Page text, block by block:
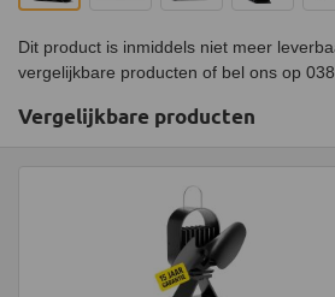
Dit product is inmiddels niet meer
vergelijkbare producten of bel ons op
Vergelijkbare producten